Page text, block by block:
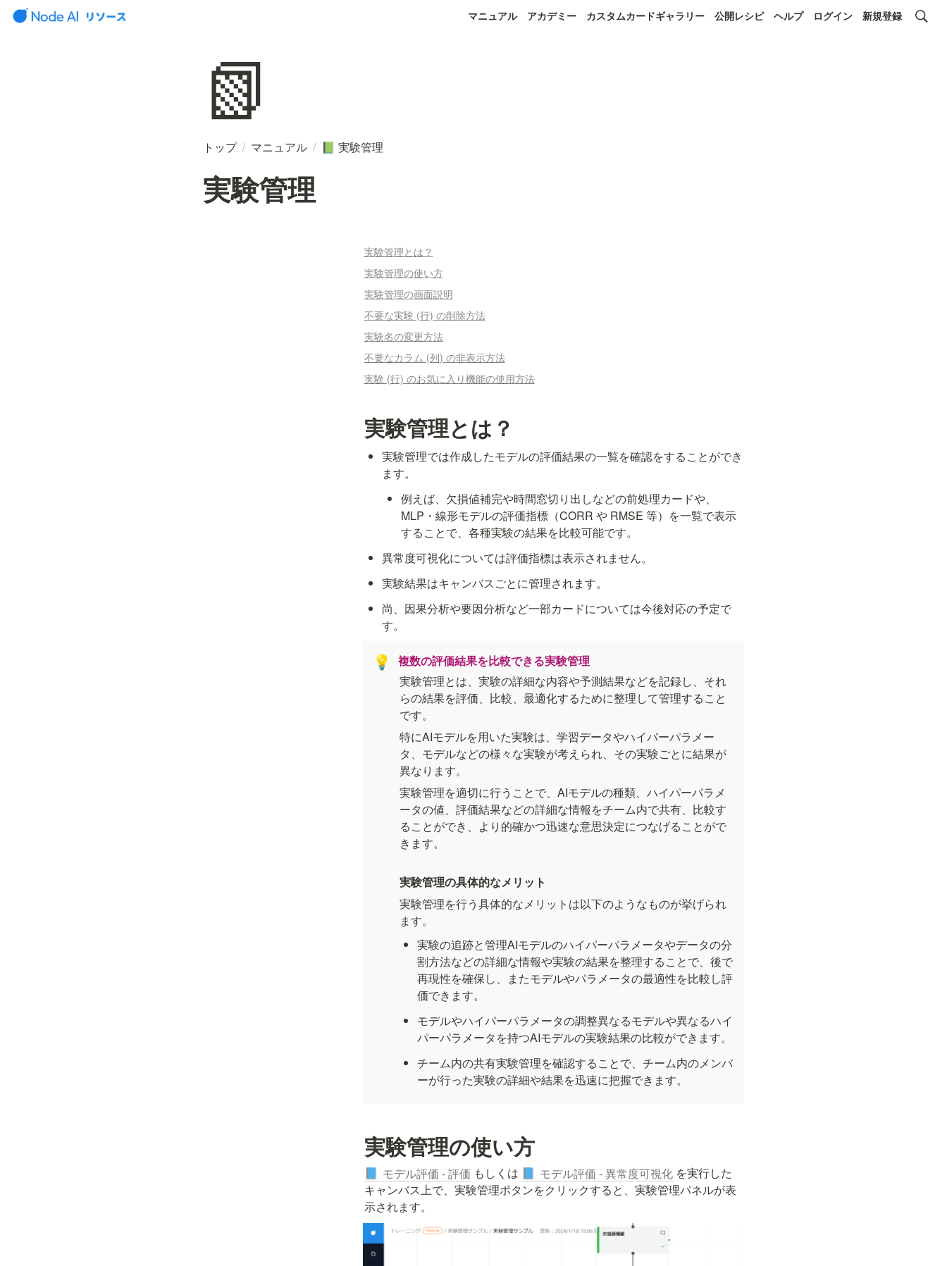
マニュアル アカデミー カスタムカードギャラリー 公開レシピ ヘルプ ログイン 新規登録
📗
トップ / マニュアル / 📗 実験管理
実験管理
実験管理とは？
実験管理の使い方
実験管理の画面説明
不要な実験 (行) の削除方法
実験名の変更方法
不要なカラム (列) の非表示方法
実験 (行) のお気に入り機能の使用方法
実験管理とは？
実験管理では作成したモデルの評価結果の一覧を確認をすることができ
ます。
例えば、欠損値補完や時間窓切り出しなどの前処理カードや、
MLP・線形モデルの評価指標（CORR や RMSE 等）を一覧で表示
することで、各種実験の結果を比較可能です。
異常度可視化については評価指標は表示されません。
実験結果はキャンバスごとに管理されます。
尚、因果分析や要因分析など一部カードについては今後対応の予定で
す。
💡
複数の評価結果を比較できる実験管理
実験管理とは、実験の詳細な内容や予測結果などを記録し、それ
らの結果を評価、比較、最適化するために整理して管理すること
です。
特にAIモデルを用いた実験は、学習データやハイパーパラメー
タ、モデルなどの様々な実験が考えられ、その実験ごとに結果が
異なります。
実験管理を適切に行うことで、AIモデルの種類、ハイパーパラメ
ータの値、評価結果などの詳細な情報をチーム内で共有、比較す
ることができ、より的確かつ迅速な意思決定につなげることがで
きます。
実験管理の具体的なメリット
実験管理を行う具体的なメリットは以下のようなものが挙げられ
ます。
実験の追跡と管理AIモデルのハイパーパラメータやデータの分
割方法などの詳細な情報や実験の結果を整理することで、後で
再現性を確保し、またモデルやパラメータの最適性を比較し評
価できます。
モデルやハイパーパラメータの調整異なるモデルや異なるハイ
パーパラメータを持つAIモデルの実験結果の比較ができます。
チーム内の共有実験管理を確認することで、チーム内のメンバ
ーが行った実験の詳細や結果を迅速に把握できます。
実験管理の使い方
📘 モデル評価 - 評価 もしくは 📘 モデル評価 - 異常度可視化 を実行した
キャンバス上で、実験管理ボタンをクリックすると、実験管理パネルが表
示されます。